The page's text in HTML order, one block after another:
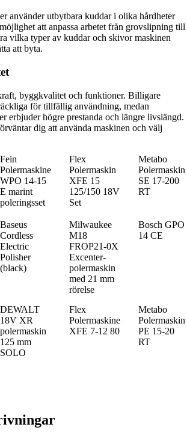
använder utbytbara kuddar i olika hårdheter
att anpassa arbetet från grovslipning till
vilka typer av kuddar och skivor maskinen
att byta.
byggkvalitet och funktioner. Billigare
för tillfällig användning, medan
erbjuder högre prestanda och längre livslängd.
dig att använda maskinen och välj
Fein
Polermaskine
WPO 14-15
E marint
poleringsset
Flex
Polermaskin
XFE 15
125/150 18V
Set
Metabo
Polermaskin
SE 17-200
RT
Baseus
Cordless
Electric
Polisher
(black)
Milwaukee
M18
FROP21-0X
Excenter-
polermaskin
med 21 mm
rörelse
Bosch GPO
14 CE
DEWALT
18V XR
polermaskin
125 mm
SOLO
Flex
Polermaskine
XFE 7-12 80
Metabo
Polermaskin
PE 15-20
RT